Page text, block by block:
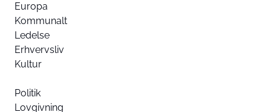
Europa
Kommunalt
Ledelse
Erhvervsliv
Kultur
Politik
Lovgivning